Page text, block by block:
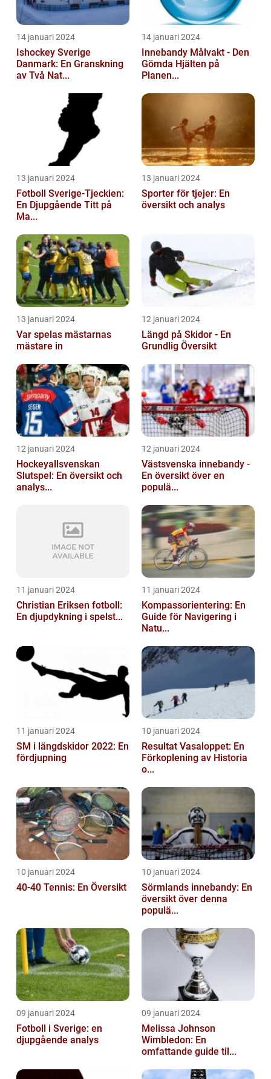
14 januari 2024
Ishockey Sverige
Danmark: En Granskning
av Två Nat...
14 januari 2024
Innebandy Målvakt - Den
Gömda Hjälten på
Planen...
13 januari 2024
Fotboll Sverige-Tjeckien:
En Djupgående Titt på
Ma...
13 januari 2024
Sporter för tjejer: En
översikt och analys
13 januari 2024
Var spelas mästarnas
mästare in
12 januari 2024
Längd på Skidor - En
Grundlig Översikt
12 januari 2024
Hockeyallsvenskan
Slutspel: En översikt och
analys...
12 januari 2024
Västsvenska innebandy -
En översikt över en
populä...
11 januari 2024
Christian Eriksen fotboll:
En djupdykning i spelst...
11 januari 2024
Kompassorientering: En
Guide för Navigering i
Natu...
11 januari 2024
SM i längdskidor 2022: En
fördjupning
10 januari 2024
Resultat Vasaloppet: En
Förkoplening av Historia
o...
10 januari 2024
40-40 Tennis: En Översikt
10 januari 2024
Sörmlands innebandy: En
översikt över denna
populä...
09 januari 2024
Fotboll i Sverige: en
djupgående analys
09 januari 2024
Melissa Johnson
Wimbledon: En
omfattande guide til...